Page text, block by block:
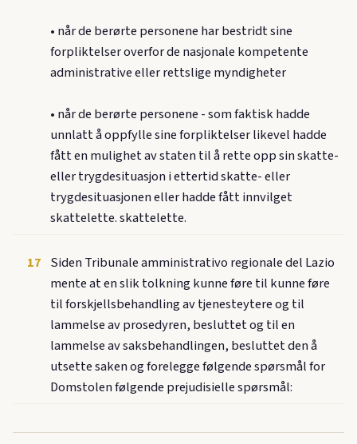
• når de berørte personene har bestridt sine
forpliktelser overfor de nasjonale kompetente
administrative eller rettslige myndigheter
• når de berørte personene - som faktisk hadde
unnlatt å oppfylle sine forpliktelser likevel hadde
fått en mulighet av staten til å rette opp sin skatte-
eller trygdesituasjon i ettertid skatte- eller
trygdesituasjonen eller hadde fått innvilget
skattelette. skattelette.
17 Siden Tribunale amministrativo regionale del Lazio
mente at en slik tolkning kunne føre til kunne føre
til forskjellsbehandling av tjenesteytere og til
lammelse av prosedyren, besluttet og til en
lammelse av saksbehandlingen, besluttet den å
utsette saken og forelegge følgende spørsmål for
Domstolen følgende prejudisielle spørsmål: